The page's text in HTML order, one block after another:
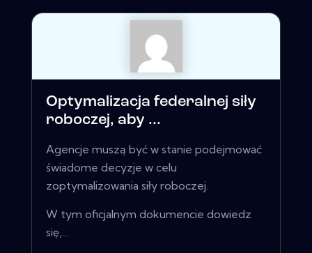
Optymalizacja federalnej siły
roboczej, aby ...
Agencje muszą być w stanie podejmować
świadome decyzje w celu
zoptymalizowania siły roboczej.
W tym oficjalnym dokumencie dowiedz
się,...